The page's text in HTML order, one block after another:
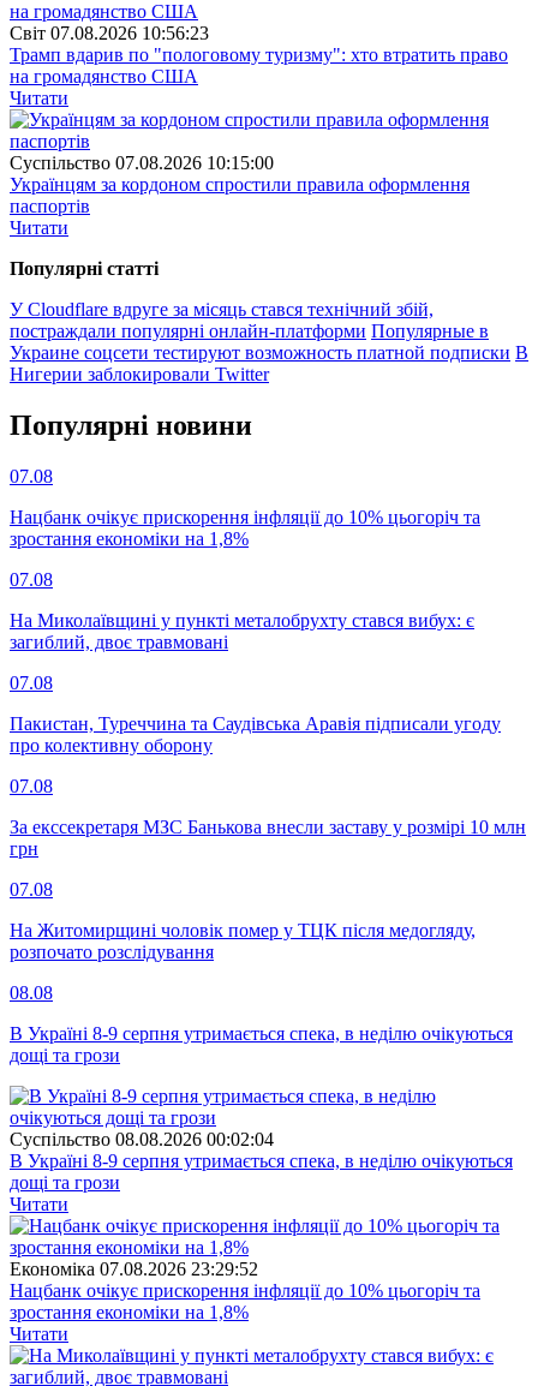
Свiт 07.08.2026 10:56:23
Трамп вдарив по "пологовому туризму": хто втратить право
на громадянство США
Читати
Суспiльство 07.08.2026 10:15:00
Українцям за кордоном спростили правила оформлення
паспортів
Читати
Популярнi статтi
У Cloudflare вдруге за місяць стався технічний збій,
постраждали популярні онлайн-платформи Популярные в
Украине соцсети тестируют возможность платной подписки В
Нигерии заблокировали Twitter
Популярнi новини
07.08
Нацбанк очікує прискорення інфляції до 10% цьогоріч та
зростання економіки на 1,8%
07.08
На Миколаївщині у пункті металобрухту стався вибух: є
загиблий, двоє травмовані
07.08
Пакистан, Туреччина та Саудівська Аравія підписали угоду
про колективну оборону
07.08
За екссекретаря МЗС Банькова внесли заставу у розмірі 10 млн
грн
07.08
На Житомирщині чоловік помер у ТЦК після медогляду,
розпочато розслідування
08.08
В Україні 8-9 серпня утримається спека, в неділю очікуються
дощі та грози
Суспiльство 08.08.2026 00:02:04
В Україні 8-9 серпня утримається спека, в неділю очікуються
дощі та грози
Читати
Економіка 07.08.2026 23:29:52
Нацбанк очікує прискорення інфляції до 10% цьогоріч та
зростання економіки на 1,8%
Читати